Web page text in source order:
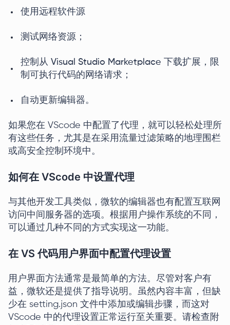
使用远程软件源
测试网络资源；
控制从 Visual Studio Marketplace 下载扩展，限
制可执行代码的网络请求；
自动更新编辑器。
如果您在 VScode 中配置了代理，就可以轻松处理所
有这些任务，尤其是在采用流量过滤策略的地理围栏
或高安全控制环境中。
如何在 VScode 中设置代理
与其他开发工具类似，微软的编辑器也有配置互联网
访问中间服务器的选项。根据用户操作系统的不同，
可以通过几种不同的方式实现这一功能。
在 VS 代码用户界面中配置代理设置
用户界面方法通常是最简单的方法。尽管对客户有
益，微软还是提供了指导说明。虽然内容丰富，但缺
少在 setting.json 文件中添加或编辑步骤，而这对
VScode 中的代理设置正常运行至关重要。请检查附